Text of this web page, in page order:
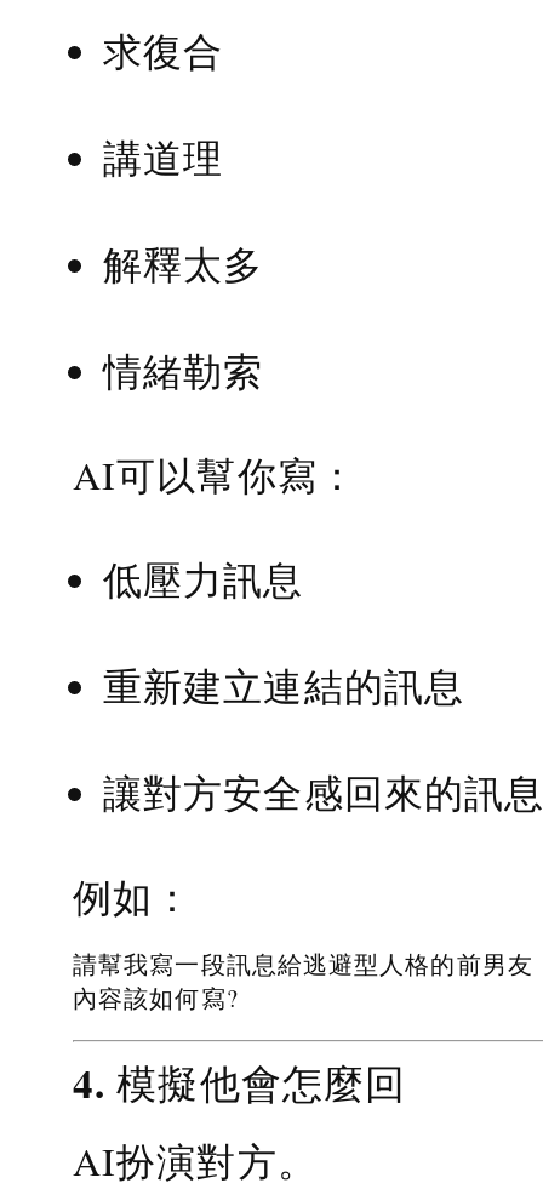
求復合
講道理
解釋太多
情緒勒索
AI可以幫你寫：
低壓力訊息
重新建立連結的訊息
讓對方安全感回來的訊
例如：
請幫我寫一段訊息給逃避型人格的前男友
內容該如何寫?
4. 模擬他會怎麼回
AI扮演對方。